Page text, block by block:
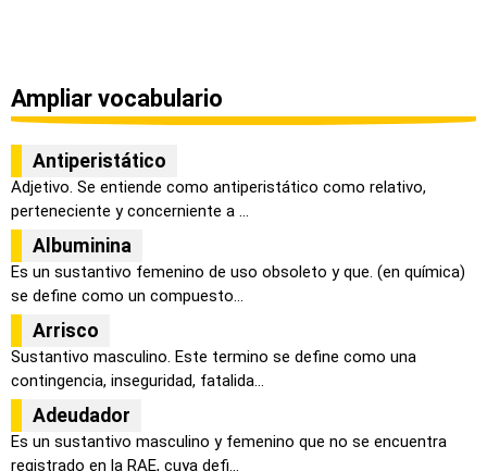
Ampliar vocabulario
Antiperistático
Adjetivo. Se entiende como antiperistático como relativo,
perteneciente y concerniente a ...
Albuminina
Es un sustantivo femenino de uso obsoleto y que. (en química)
se define como un compuesto...
Arrisco
Sustantivo masculino. Este termino se define como una
contingencia, inseguridad, fatalida...
Adeudador
Es un sustantivo masculino y femenino que no se encuentra
registrado en la RAE, cuya defi...